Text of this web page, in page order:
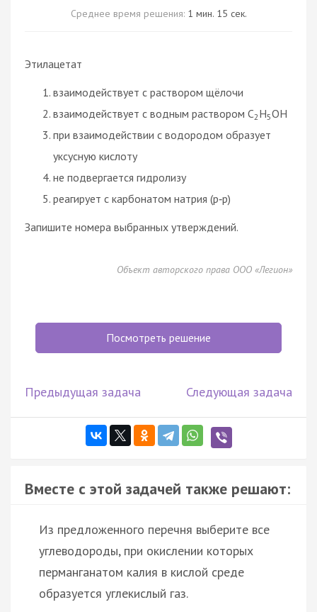
Среднее время решения: 1 мин. 15 сек.
Этилацетат
взаимодействует с раствором щёлочи
взаимодействует с водным раствором C2 H5OH
при взаимодействии с водородом образует
уксусную кислоту
не подвергается гидролизу
реагирует с карбонатом натрия (р‑р)
Запишите номера выбранных утверждений.
Объект авторского права ООО «Легион»
Посмотреть решение
Предыдущая задача Следующая задача
Вместе с этой задачей также решают:
Из предложенного перечня выберите все
углеводороды, при окислении которых
перманганатом калия в кислой среде
образуется углекислый газ.